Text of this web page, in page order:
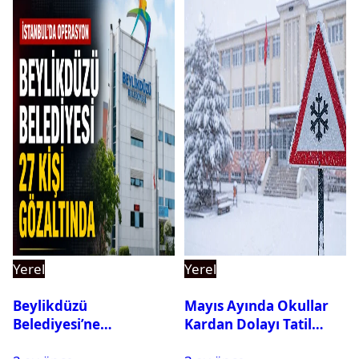
Yerel
Beylikdüzü
Belediyesi’ne
Yerel
Mayıs Ayında Okullar
Kardan Dolayı Tatil